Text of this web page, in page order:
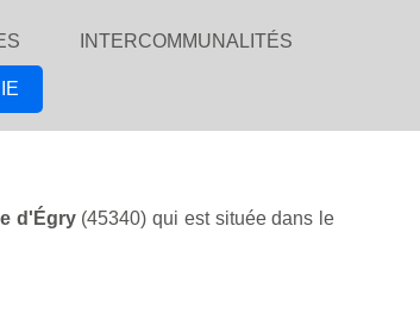
INTERCOMMUNALITÉS
d'Égry(45340) qui est située dans le